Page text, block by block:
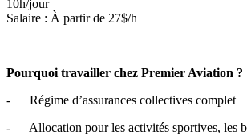
10h/jour
Salaire : À partir de 27$/h
Pourquoi travailler chez Premier Aviation ?
- Régime d’assurances collectives complet
- Allocation pour les activités sportives, les